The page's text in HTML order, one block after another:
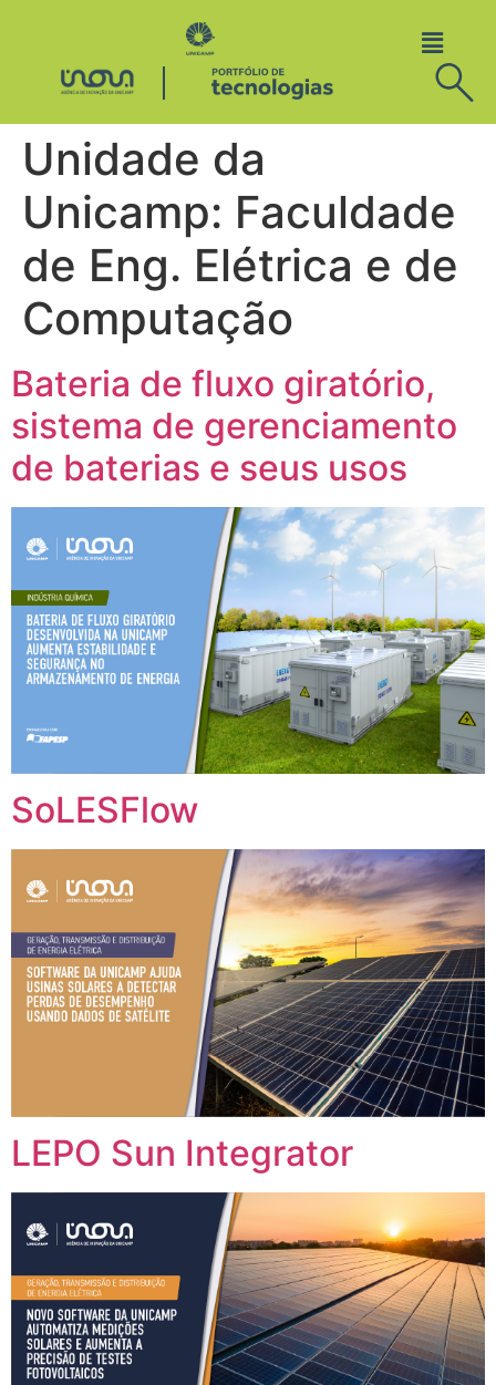
Unidade da
Unicamp: Faculdade
de Eng. Elétrica e de
Computação
Bateria de fluxo giratório,
sistema de gerenciamento
de baterias e seus usos
SoLESFlow
LEPO Sun Integrator